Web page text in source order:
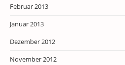
Februar 2013
Januar 2013
Dezember 2012
November 2012